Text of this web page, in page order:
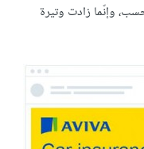
وإنّما زادت وتيرة